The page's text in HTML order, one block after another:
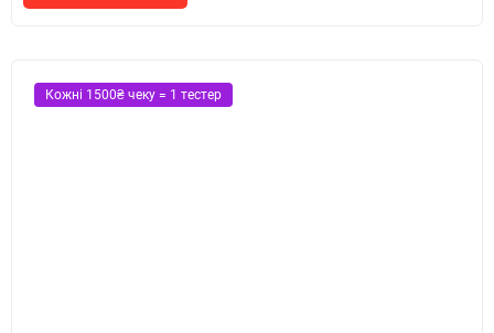
Кожні 1500₴ чеку = 1 тестер